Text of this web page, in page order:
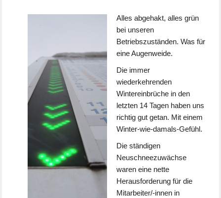
Alles abgehakt, alles grün
bei unseren
Betriebszuständen. Was für
eine Augenweide.
Die immer
wiederkehrenden
Wintereinbrüche in den
letzten 14 Tagen haben uns
richtig gut getan. Mit einem
Winter-wie-damals-Gefühl.
Die ständigen
Neuschneezuwächse
waren eine nette
Herausforderung für die
Mitarbeiter/-innen in